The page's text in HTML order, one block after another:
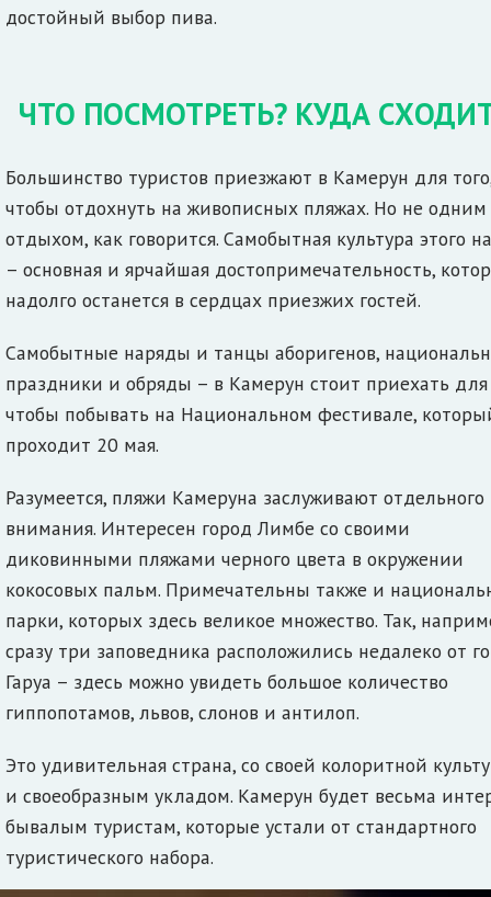
достойный выбор пива.
ЧТО ПОСМОТРЕТЬ? КУДА
Большинство туристов приезжают в Камерун для
чтобы отдохнуть на живописных пляжах. Но не одним
отдыхом, как говорится. Самобытная культура этого
– основная и ярчайшая достопримечательность,
надолго останется в сердцах приезжих гостей.
Самобытные наряды и танцы аборигенов,
праздники и обряды – в Камерун стоит приехать для
чтобы побывать на Национальном фестивале,
проходит 20 мая.
Разумеется, пляжи Камеруна заслуживают отдельного
внимания. Интересен город Лимбе со своими
диковинными пляжами черного цвета в окружении
кокосовых пальм. Примечательны также и
парки, которых здесь великое множество. Так,
сразу три заповедника расположились недалеко от
Гаруа – здесь можно увидеть большое количество
гиппопотамов, львов, слонов и антилоп.
Это удивительная страна, со своей колоритной
и своеобразным укладом. Камерун будет весьма
бывалым туристам, которые устали от стандартного
туристического набора.